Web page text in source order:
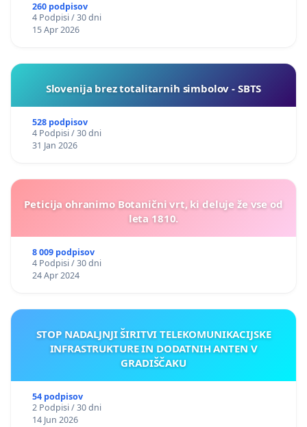
260 podpisov
4 Podpisi / 30 dni
15 Apr 2026
Slovenija brez totalitarnih simbolov - SBTS
528 podpisov
4 Podpisi / 30 dni
31 Jan 2026
Peticija ohranimo Botanični vrt, ki deluje že vse od
leta 1810.
8 009 podpisov
4 Podpisi / 30 dni
24 Apr 2024
STOP NADALJNJI ŠIRITVI TELEKOMUNIKACIJSKE
INFRASTRUKTURE IN DODATNIH ANTEN V
GRADIŠČAKU
54 podpisov
2 Podpisi / 30 dni
14 Jun 2026